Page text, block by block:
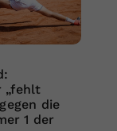
„fehlt
die
1 der